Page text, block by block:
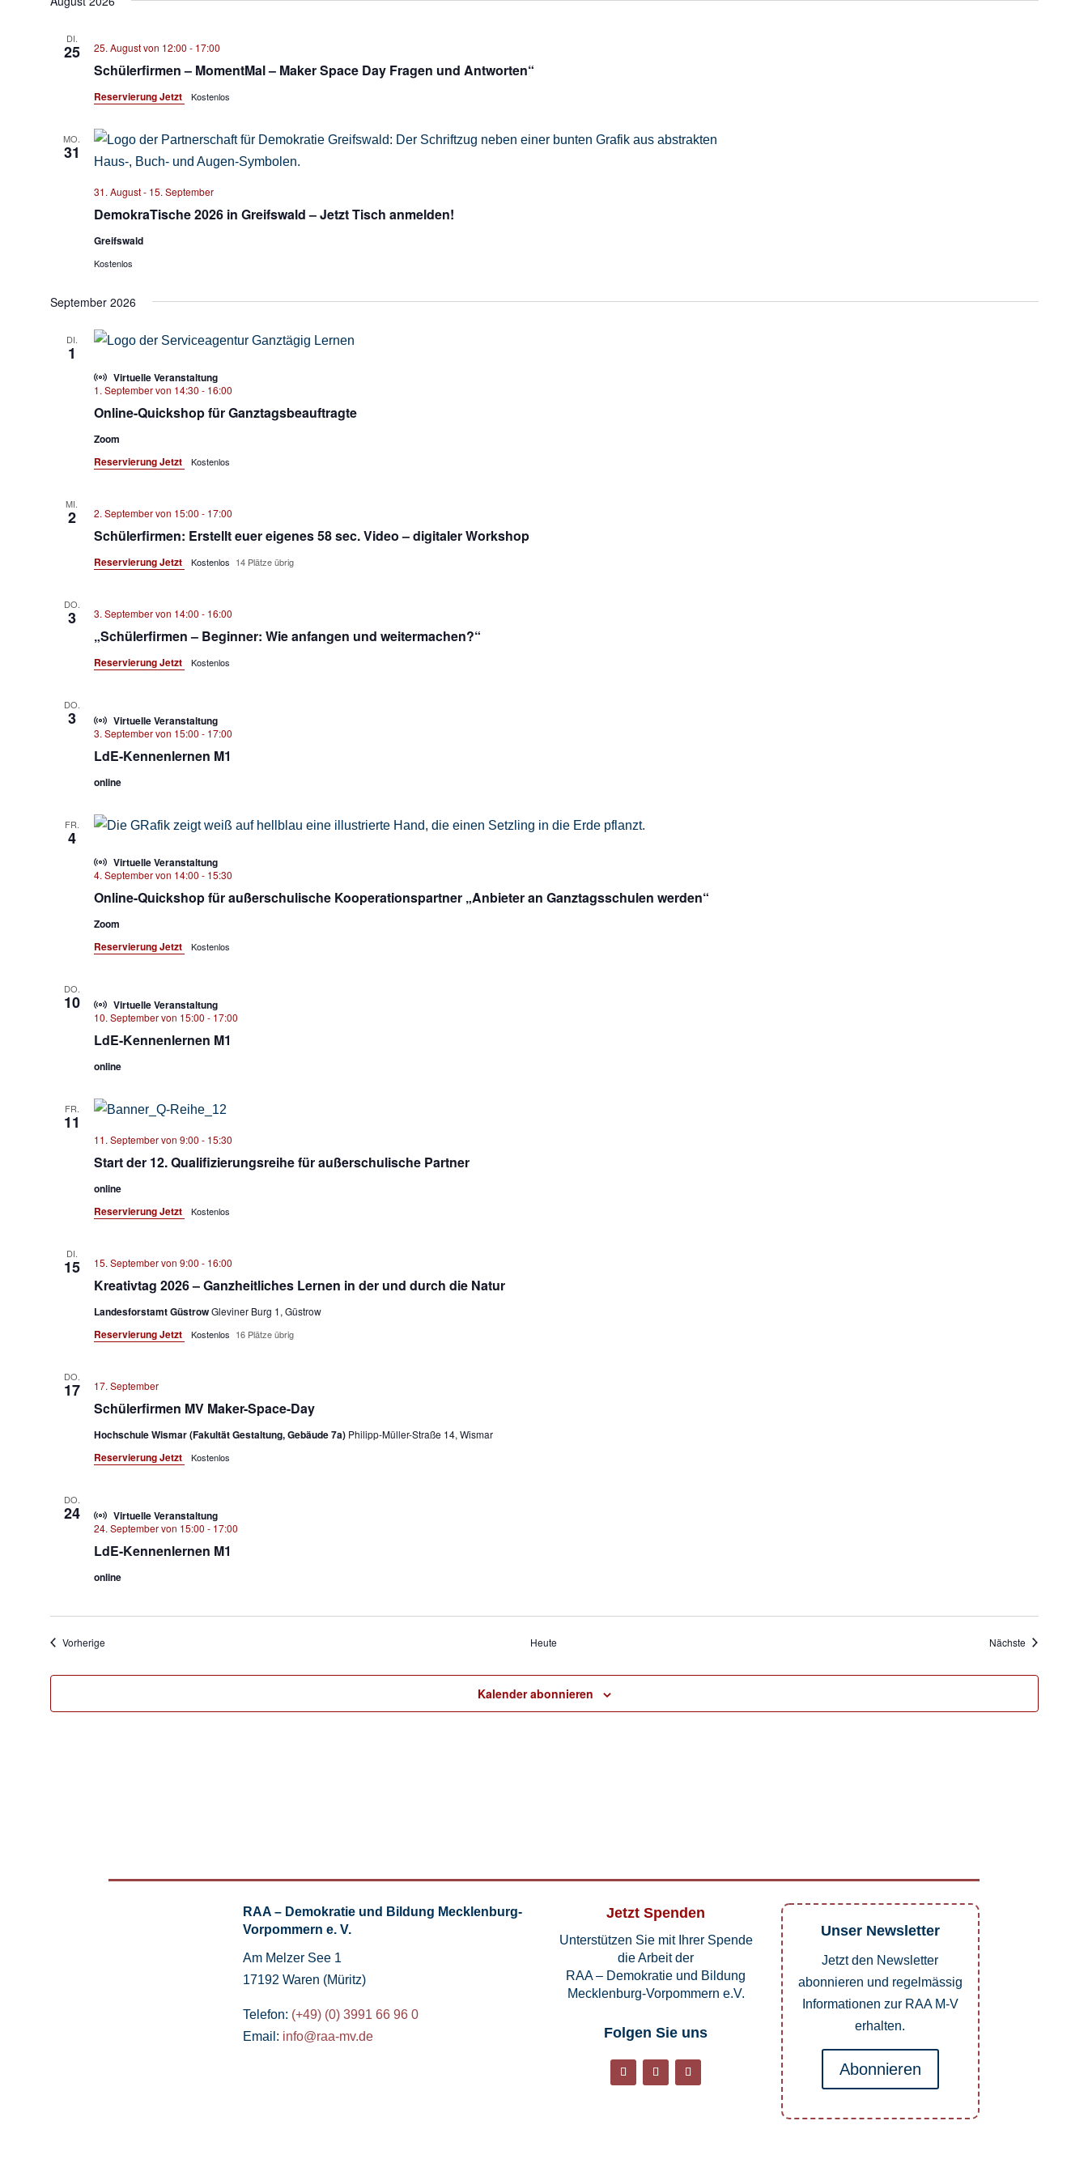
wählen.
DI.
25
Schülerfirmen – MomentMal – Maker Space Day Fragen und Antworten“
25. August von 12:00 - 17:00
Reservierung Jetzt Kostenlos
MO.
31
DemokraTische 2026 in Greifswald – Jetzt Tisch anmelden!
31. August- 15. September
Greifswald
Kostenlos
September 2026
DI.
1
Online-Quickshop für Ganztagsbeauftragte
1. September von 14:30 - 16:00
Zoom
Virtuelle Veranstaltung
Reservierung Jetzt Kostenlos
MI.
2
Schülerfirmen: Erstellt euer eigenes 58 sec. Video – digitaler Workshop
2. September von 15:00 - 17:00
Reservierung Jetzt Kostenlos 14 Plätze übrig
DO.
3
„Schülerfirmen – Beginner: Wie anfangen und weitermachen?“
3. September von 14:00 - 16:00
Reservierung Jetzt Kostenlos
DO.
3
LdE-Kennenlernen M1
3. September von 15:00 - 17:00
online
Virtuelle Veranstaltung
FR.
4
Online-Quickshop für außerschulische Kooperationspartner „Anbieter an Ganztagsschulen werden“
4. September von 14:00 - 15:30
Zoom
Virtuelle Veranstaltung
Reservierung Jetzt Kostenlos
DO.
10
LdE-Kennenlernen M1
10. September von 15:00 - 17:00
online
Virtuelle Veranstaltung
FR.
11
Start der 12. Qualifizierungsreihe für außerschulische Partner
11. September von 9:00 - 15:30
online
Reservierung Jetzt
Kostenlos
DI.
15
Kreativtag 2026 – Ganzheitliches Lernen in der und durch die Natur
15. September von 9:00 - 16:00
Landesforstamt GüstrowGleviner Burg 1, Güstrow
Reservierung Jetzt Kostenlos 16 Plätze übrig
DO.
17
Schülerfirmen MV Maker-Space-Day
17. September
Hochschule Wismar (Fakultät Gestaltung, Gebäude 7a) Philipp-Müller-Straße 14, Wismar
Reservierung Jetzt Kostenlos
DO.
24
LdE-Kennenlernen M1
24. September von 15:00 - 17:00
online
Virtuelle Veranstaltung
VorherigeVeranstaltungen Heute Nächste
Kalender abonnieren
RAA – Demokratie und Bildung Mecklenburg-
Vorpommern e. V.
Am Melzer See 1
17192 Waren (Müritz)
Telefon: (+49) (0) 3991 66 96 0
Email: info@raa-mv.de
Jetzt Spenden
Unterstützen Sie mit Ihrer Spende
die Arbeit der
RAA – Demokratie und Bildung
Mecklenburg-Vorpommern e.V.
Folgen Sie uns
Unser Newsletter
Jetzt den Newsletter
abonnieren und regelmässig
Informationen zur RAA M-V
erhalten.
Abonnieren